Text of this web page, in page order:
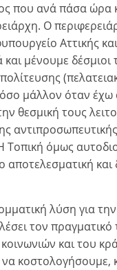
που ανά πάσα ώρα
Ο
Αττικής
μένουμε
μάλλον όταν έχω
θεσμική τους
όμως
και
λύση για
τον
και του
κοστολογήσουμε,